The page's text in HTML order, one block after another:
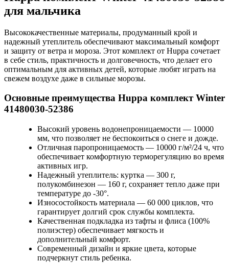
для мальчика
Высококачественные материалы, продуманный крой и
надежный утеплитель обеспечивают максимальный комфорт
и защиту от ветра и мороза. Этот комплект от Huppa сочетает
в себе стиль, практичность и долговечность, что делает его
оптимальным для активных детей, которые любят играть на
свежем воздухе даже в сильные морозы.
Основные преимущества Huppa комплект Winter
41480030-52386
Высокий уровень водонепроницаемости — 10000
мм, что позволяет не беспокоиться о снеге и дожде.
Отличная паропроницаемость — 10000 г/м²/24 ч, что
обеспечивает комфортную терморегуляцию во время
активных игр.
Надежный утеплитель: куртка — 300 г,
полукомбинезон — 160 г, сохраняет тепло даже при
температуре до -30°.
Износостойкость материала — 60 000 циклов, что
гарантирует долгий срок службы комплекта.
Качественная подкладка из тафты и флиса (100%
полиэстер) обеспечивает мягкость и
дополнительный комфорт.
Современный дизайн и яркие цвета, которые
подчеркнут стиль ребенка.